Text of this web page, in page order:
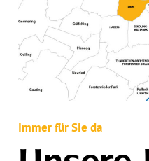
Immer für Sie da